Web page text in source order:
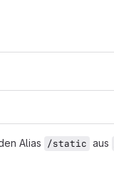
Alias /static aus